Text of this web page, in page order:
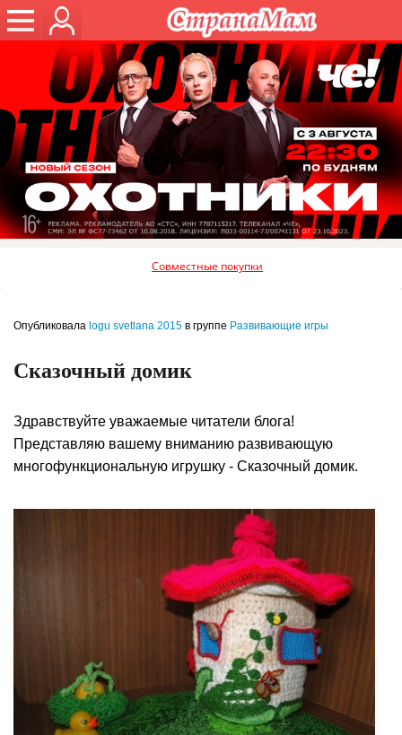
Совместные покупки
Опубликовала logu svetlana 2015 в группе Развивающие игры
Сказочный домик
Здравствуйте уважаемые читатели блога!
Представляю вашему вниманию развивающую
многофункциональную игрушку - Сказочный домик.